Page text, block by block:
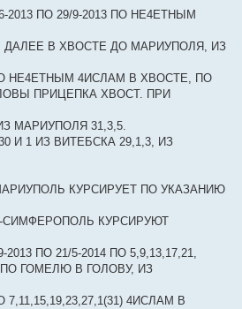
2013 ПО 29/9-2013 ПО НЕ4ЕТНЫМ
В ХВОСТЕ ДО МАРИУПОЛЯ, ИЗ
НЕ4ЕТНЫМ 4ИСЛАМ В ХВОСТЕ, ПО
ПРИЦЕПКА ХВОСТ. ПРИ
МАРИУПОЛЯ 31,3,5.
И 1 ИЗ ВИТЕБСКА 29,1,3, ИЗ
КУРСИРУЕТ ПО УКАЗАНИЮ
СИМФЕРОПОЛЬ КУРСИРУЮТ
ПО 21/5-2014 ПО 5,9,13,17,21,
ГОМЕЛЮ В ГОЛОВУ, ИЗ
7,11,15,19,23,27,1(31) 4ИСЛАМ В